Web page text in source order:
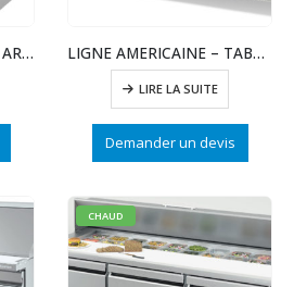
VITRINE A GLACE SERIE ARIES VAR15H LIGNE AMERICAINE – TABLE REFRIGEREE – 3 PTE
LIRE LA SUITE
Demander un devis
CHAUD